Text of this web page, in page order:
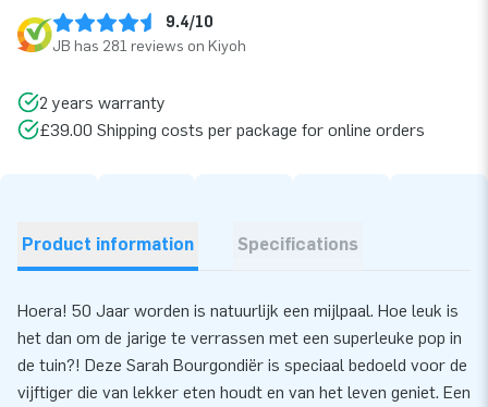
9.4/10
JB has 281 reviews on Kiyoh
2 years warranty
£39.00 Shipping costs per package for online orders
Product information Specifications
Hoera! 50 Jaar worden is natuurlijk een mijlpaal. Hoe leuk is
het dan om de jarige te verrassen met een superleuke pop in
de tuin?! Deze Sarah Bourgondiër is speciaal bedoeld voor de
vijftiger die van lekker eten houdt en van het leven geniet. Een